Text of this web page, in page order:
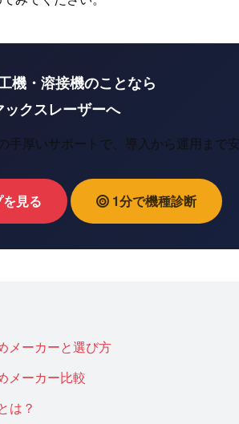
機・溶接機のことなら
ックスレーザーへ
厚いサポートで、導入から運用まで安
見る 1分で機種診断
メーカーと選び方
メーカー比較
は？